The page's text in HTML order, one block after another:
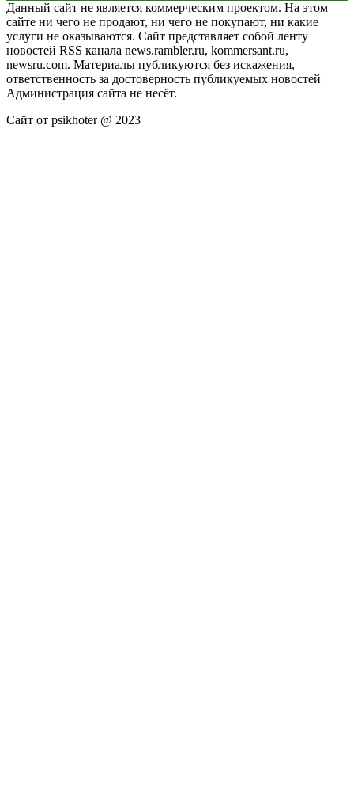
Данный сайт не является коммерческим проектом. На этом
сайте ни чего не продают, ни чего не покупают, ни какие
услуги не оказываются. Сайт представляет собой ленту
новостей RSS канала news.rambler.ru, kommersant.ru,
newsru.com. Материалы публикуются без искажения,
ответственность за достоверность публикуемых новостей
Администрация сайта не несёт.
Сайт от psikhoter @ 2023